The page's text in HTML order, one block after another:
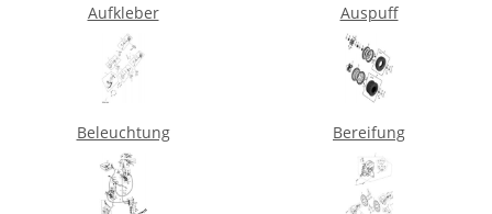
Aufkleber Auspuff
Beleuchtung Bereifung